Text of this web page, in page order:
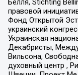
Бёлля, Stichting
правовой
Фонд Открытой
украинский
Украинская
Декабристы,
Вильсона,
духовный центр ,